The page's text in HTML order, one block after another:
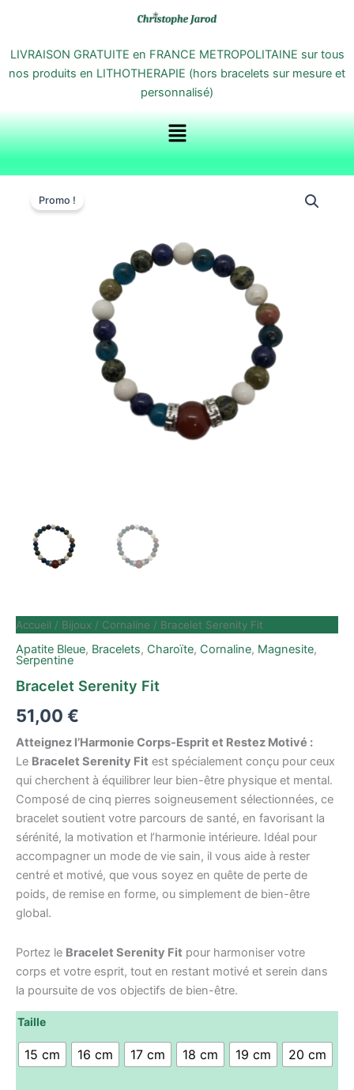
contenu
LIVRAISON GRATUITE en FRANCE METROPOLITAINE sur tous
nos produits en LITHOTHERAPIE (hors bracelets sur mesure et
personnalisé)
Menu
Promo !
Accueil / Bijoux / Cornaline / Bracelet Serenity Fit
Apatite Bleue, Bracelets, Charoïte, Cornaline, Magnesite,
Serpentine
Bracelet Serenity Fit
51,00 €
Atteignez l’Harmonie Corps-Esprit et Restez Motivé :
Le Bracelet Serenity Fit est spécialement conçu pour ceux
qui cherchent à équilibrer leur bien-être physique et mental.
Composé de cinq pierres soigneusement sélectionnées, ce
bracelet soutient votre parcours de santé, en favorisant la
sérénité, la motivation et l’harmonie intérieure. Idéal pour
accompagner un mode de vie sain, il vous aide à rester
centré et motivé, que vous soyez en quête de perte de
poids, de remise en forme, ou simplement de bien-être
global.
Portez le Bracelet Serenity Fit pour harmoniser votre
corps et votre esprit, tout en restant motivé et serein dans
la poursuite de vos objectifs de bien-être.
Taille
15 cm 16 cm 17 cm 18 cm 19 cm 20 cm
Bracelet